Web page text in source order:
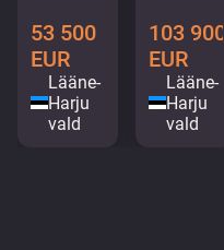
53 500
EUR
Lääne-
Harju
vald
103 900
EUR
Lääne-
Harju
vald